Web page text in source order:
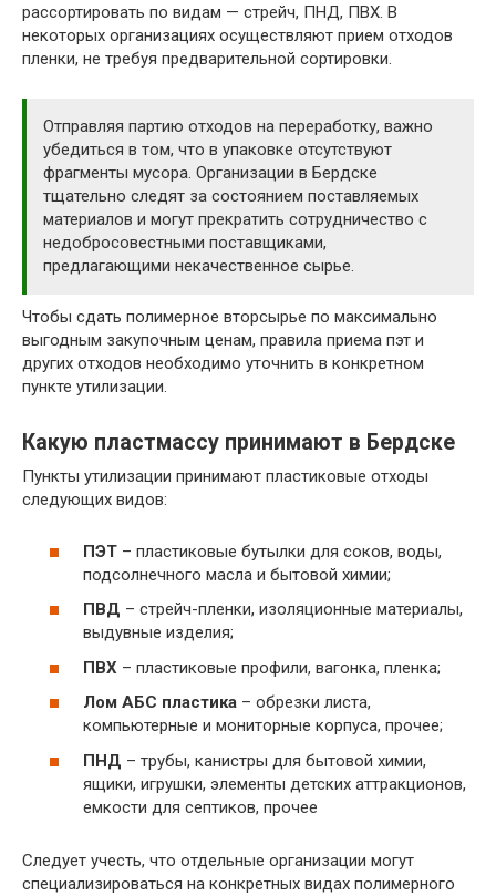
рассортировать по видам — стрейч, ПНД, ПВХ. В
некоторых организациях осуществляют прием отходов
пленки, не требуя предварительной сортировки.
Отправляя партию отходов на переработку, важно
убедиться в том, что в упаковке отсутствуют
фрагменты мусора. Организации в Бердске
тщательно следят за состоянием поставляемых
материалов и могут прекратить сотрудничество с
недобросовестными поставщиками,
предлагающими некачественное сырье.
Чтобы сдать полимерное вторсырье по максимально
выгодным закупочным ценам, правила приема пэт и
других отходов необходимо уточнить в конкретном
пункте утилизации.
Какую пластмассу принимают в Бердске
Пункты утилизации принимают пластиковые отходы
следующих видов:
ПЭТ – пластиковые бутылки для соков, воды,
подсолнечного масла и бытовой химии;
ПВД – стрейч-пленки, изоляционные материалы,
выдувные изделия;
ПВХ – пластиковые профили, вагонка, пленка;
Лом АБС пластика – обрезки листа,
компьютерные и мониторные корпуса, прочее;
ПНД – трубы, канистры для бытовой химии,
ящики, игрушки, элементы детских аттракционов,
емкости для септиков, прочее
Следует учесть, что отдельные организации могут
специализироваться на конкретных видах полимерного